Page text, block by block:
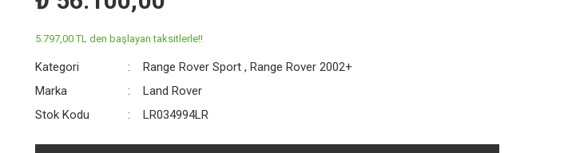
5.797,00 TL den başlayan taksitlerle!!
Kategori Range Rover Sport ,Range Rover 2002+
Marka
Land Rover
Stok Kodu
LR034994LR